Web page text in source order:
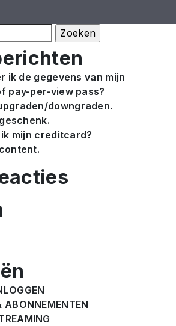
ik de gegevens van mijn
pay-per-view pass?
downgraden.
mijn creditcard?
ABONNEMENTEN